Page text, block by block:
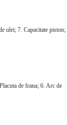
ulei; 7. Capacitate piston;
de frana; 6. Arc de